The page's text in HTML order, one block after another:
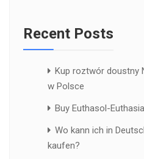
Recent Posts
Kup roztwór doustny
w Polsce
Buy Euthasol-
Wo kann ich in
kaufen?